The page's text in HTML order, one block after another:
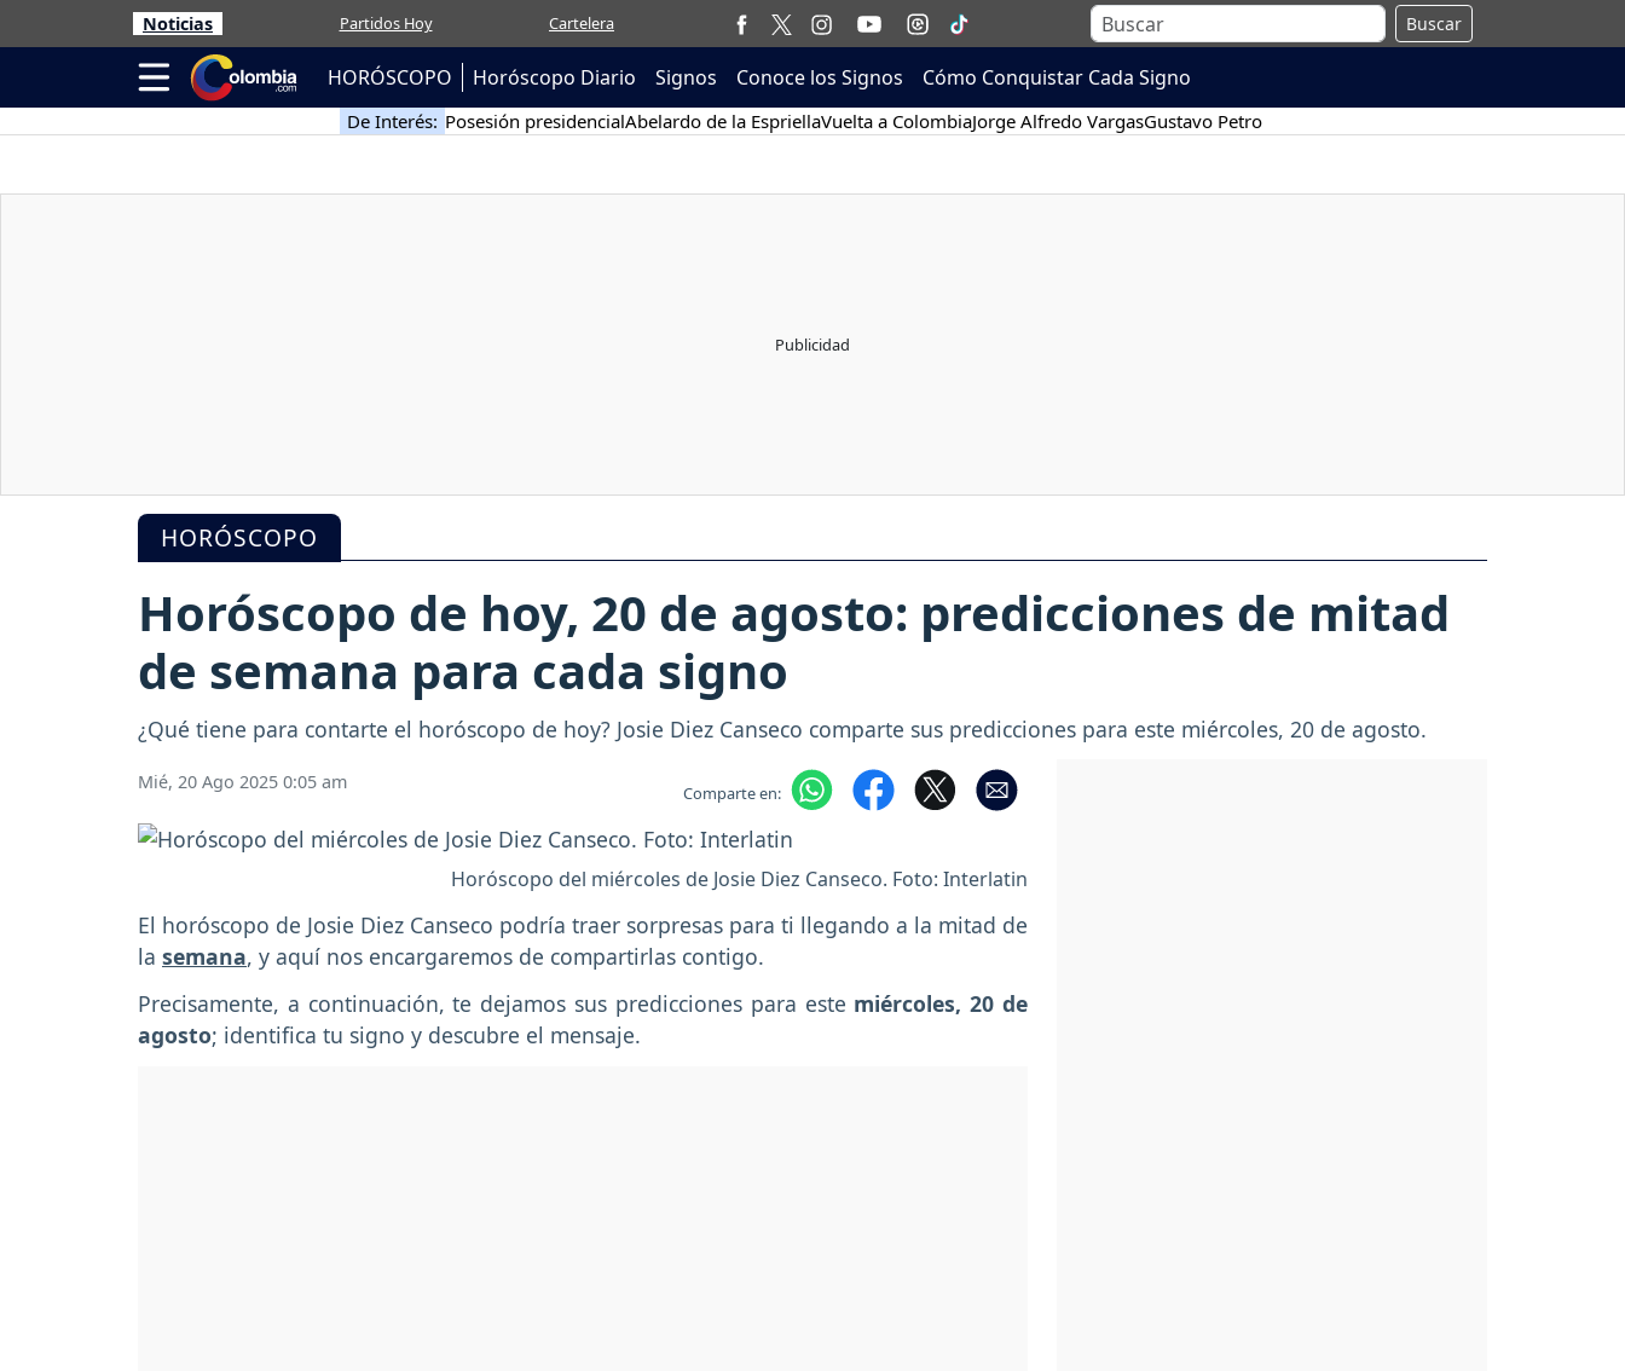
Noticias Partidos Hoy Cartelera Buscar
HORÓSCOPO Horóscopo Diario Signos Conoce los Signos Cómo Conquistar Cada Signo
De Interés: Posesión presidencialAbelardo de la EspriellaVuelta a ColombiaJorge Alfredo VargasGustavo Petro
HORÓSCOPO
Horóscopo de hoy, 20 de agosto: predicciones de mitad
de semana para cada signo
¿Qué tiene para contarte el horóscopo de hoy? Josie Diez Canseco comparte sus predicciones para este miércoles, 20 de agosto.
Mié, 20 Ago 2025 0:05 am Comparte en:
Horóscopo del miércoles de Josie Diez Canseco. Foto: Interlatin
El horóscopo de Josie Diez Canseco podría traer sorpresas para ti llegando a la mitad de
la semana, y aquí nos encargaremos de compartirlas contigo.
Precisamente, a continuación, te dejamos sus predicciones para este miércoles, 20 de
agosto; identifica tu signo y descubre el mensaje.